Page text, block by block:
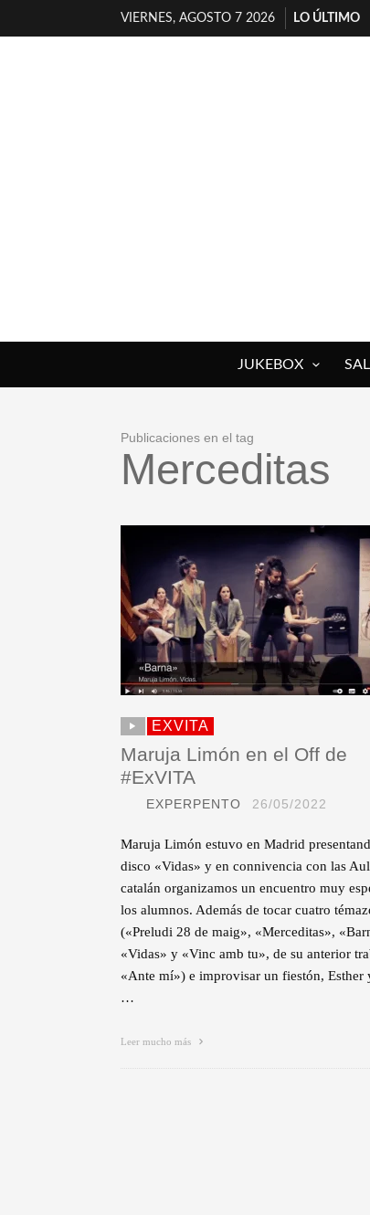
VIERNES, AGOSTO 7 2026
LO ÚLTIMO
JUKEBOX
Publicaciones en el tag
Merceditas
EXVITA
Maruja Limón en el Off de
#ExVITA
EXPERPENTO 26/05/2022
Maruja Limón estuvo en Madrid
disco «Vidas» y en connivencia con las
catalán organizamos un encuentro muy
los alumnos. Además de tocar cuatro
(«Preludi 28 de maig», «Merceditas»,
«Vidas» y «Vinc amb tu», de su anterior
«Ante mí») e improvisar un fiestón, Esther
…
Leer mucho más